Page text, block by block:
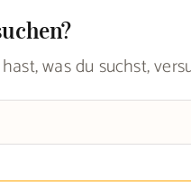
was du suchst,